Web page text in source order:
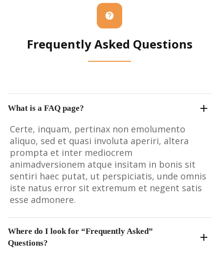
Frequently Asked Questions
What is a FAQ page?
Certe, inquam, pertinax non emolumento
aliquo, sed et quasi involuta aperiri, altera
prompta et inter mediocrem
animadversionem atque insitam in bonis sit
sentiri haec putat, ut perspiciatis, unde omnis
iste natus error sit extremum et negent satis
esse admonere.
Where do I look for “Frequently Asked”
Questions?